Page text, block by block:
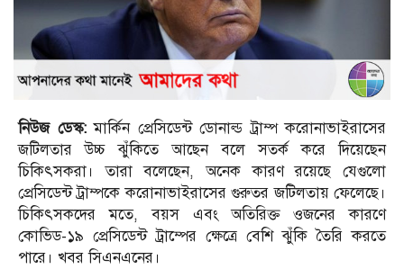
নিউজ ডেস্ক:মার্কিন প্রেসিডেন্ট ডোনাল্ড ট্রাম্প করোনাভাইরাসের
জটিলতার উচ্চ ঝুঁকিতে আছেন বলে সতর্ক করে দিয়েছেন
চিকিৎসকরা। তারা বলেছেন, অনেক কারণ রয়েছে যেগুলো
প্রেসিডেন্ট ট্রাম্পকে করোনাভাইরাসের গুরুতর জটিলতায় ফেলেছে।
চিকিৎসকদের মতে, বয়স এবং অতিরিক্ত ওজনের কারণে
কোভিড-১৯ প্রেসিডেন্ট ট্রাম্পের ক্ষেত্রে বেশি ঝুঁকি তৈরি করতে
পারে। খবর সিএনএনের।